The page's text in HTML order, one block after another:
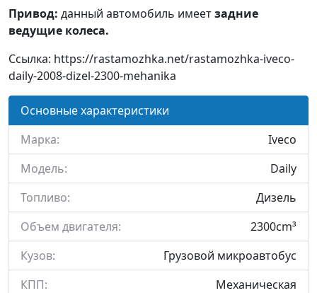
Привод: данный автомобиль имеетзадние
ведущие колеса.
Ссылка: https://rastamozhka.net/rastamozhka-iveco-
daily-2008-dizel-2300-mehanika
Основные характеристики
Марка:
Iveco
Модель:
Daily
Топливо:
Дизель
Объем двигателя:
2300cm³
Кузов:
Грузовой микроавтобус
КПП:
Механическая